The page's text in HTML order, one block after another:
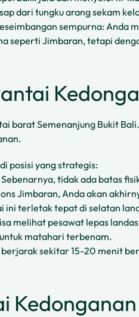
dari tungku arang sekam
sempurna: Anda
seperti Jimbaran, tetapi
barat Semenanjung Bukit
posisi yang strategis:
Sebenarnya, tidak ada batas
Jimbaran, Anda akan
ini terletak tepat di selatan
melihat pesawat lepas
matahari terbenam.
sekitar 15-20 menit
Kedonganan